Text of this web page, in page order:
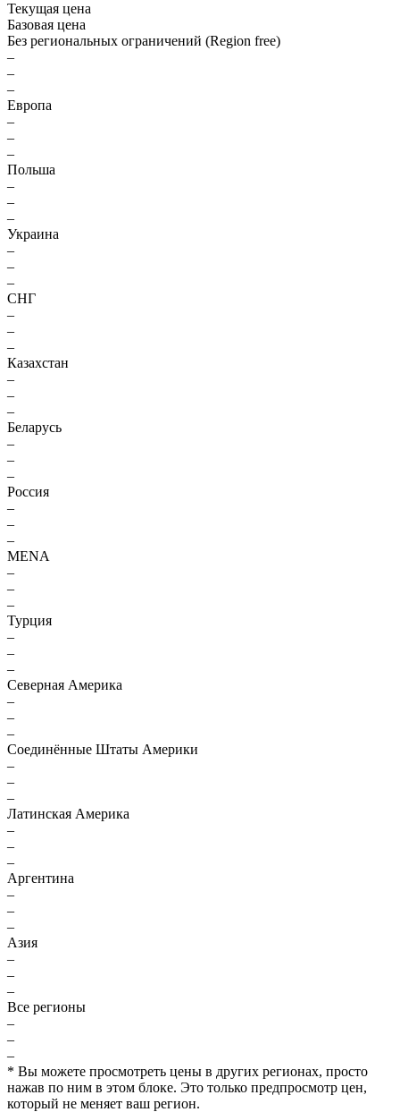
Текущая цена
Базовая цена
Без региональных ограничений (Region free)
–
–
–
Европа
–
–
–
Польша
–
–
–
Украина
–
–
–
СНГ
–
–
–
Казахстан
–
–
–
Беларусь
–
–
–
Россия
–
–
–
MENA
–
–
–
Турция
–
–
–
Северная Америка
–
–
–
Соединённые Штаты Америки
–
–
–
Латинская Америка
–
–
–
Аргентина
–
–
–
Азия
–
–
–
Все регионы
–
–
–
* Вы можете просмотреть цены в других регионах, просто
нажав по ним в этом блоке. Это только предпросмотр цен,
который не меняет ваш регион.